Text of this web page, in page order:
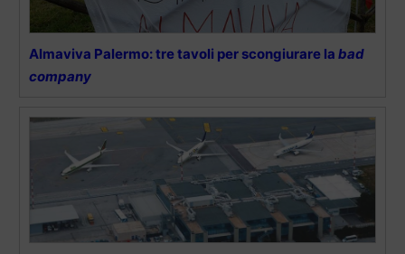
Almaviva Palermo: tre tavoli per scongiurare la bad
company